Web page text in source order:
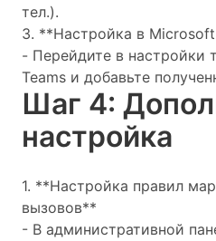
тел.).
3. **Настройка в
- Перейдите в настройки
Teams и добавьте
Шаг 4:
настройка
1. **Настройка правил
вызовов**
- В административной